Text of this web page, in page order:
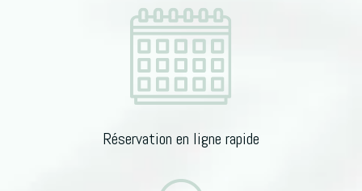
Réservation en ligne rapide